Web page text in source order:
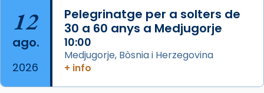
Foto
View on Facebook ·
12
ago.
2026
Pelegrinatge per a solters de
30 a 60 anys a Medjugorje
10:00
Medjugorje, Bòsnia i Herzegovina
+ info